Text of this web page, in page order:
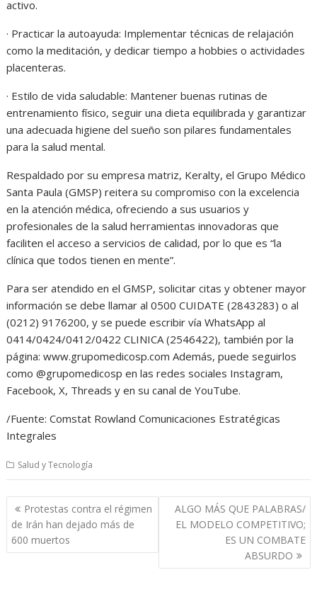
activo.
· Practicar la autoayuda: Implementar técnicas de relajación
como la meditación, y dedicar tiempo a hobbies o actividades
placenteras.
· Estilo de vida saludable: Mantener buenas rutinas de
entrenamiento físico, seguir una dieta equilibrada y garantizar
una adecuada higiene del sueño son pilares fundamentales
para la salud mental.
Respaldado por su empresa matriz, Keralty, el Grupo Médico
Santa Paula (GMSP) reitera su compromiso con la excelencia
en la atención médica, ofreciendo a sus usuarios y
profesionales de la salud herramientas innovadoras que
faciliten el acceso a servicios de calidad, por lo que es “la
clínica que todos tienen en mente”.
Para ser atendido en el GMSP, solicitar citas y obtener mayor
información se debe llamar al 0500 CUIDATE (2843283) o al
(0212) 9176200, y se puede escribir vía WhatsApp al
0414/0424/0412/0422 CLINICA (2546422), también por la
página: www.grupomedicosp.com Además, puede seguirlos
como @grupomedicosp en las redes sociales Instagram,
Facebook, X, Threads y en su canal de YouTube.
/Fuente: Comstat Rowland Comunicaciones Estratégicas
Integrales
Salud y Tecnología
Navegación
de
entradas
Protestas contra el régimen
de Irán han dejado más de
600 muertos
ALGO MÁS QUE PALABRAS/
EL MODELO COMPETITIVO;
ES UN COMBATE
ABSURDO